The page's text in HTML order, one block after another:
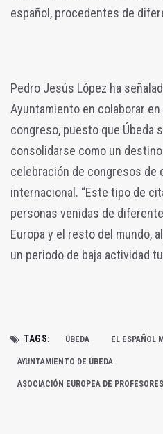
español, procedentes de
Pedro Jesús López ha
Ayuntamiento en colaborar
congreso, puesto que Úbeda
consolidarse como un
celebración de congresos de
internacional. “Este tipo de
personas venidas de
Europa y el resto del mundo,
un periodo de baja actividad
TAGS: ÚBEDA EL ESPAÑOL
AYUNTAMIENTO DE ÚBEDA
ASOCIACIÓN EUROPEA DE